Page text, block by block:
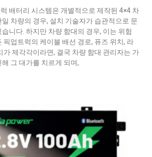
배터리 시스템은 개별적으로 제작된 4×4 차
차량의 경우, 설치 기술자가 습관적으로 문
니다. 하지만 차량 함대의 경우, 이는 위험
픽업트럭의 케이블 배선 경로, 퓨즈 위치, 라
가 제각각이라면, 결국 차량 함대 관리자는 가
그 대가를 치르게 되며,